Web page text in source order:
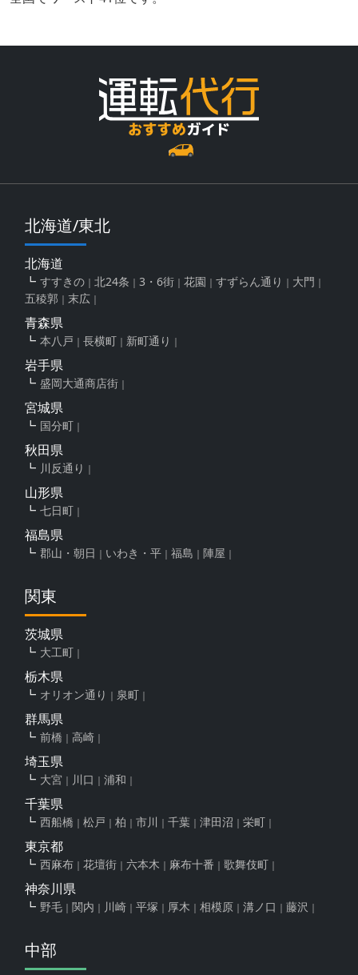
北海道/東北
北海道
すすきの 北24条 3・6街 花園 すずらん通り
大門
五稜郭
末広
青森県
本八戸 長横町 新町通り
岩手県
盛岡大通商店街
宮城県
国分町
秋田県
川反通り
山形県
七日町
福島県
郡山・朝日 いわき・平 福島 陣屋
関東
茨城県
大工町
栃木県
オリオン通り 泉町
群馬県
前橋 高崎
埼玉県
大宮 川口 浦和
千葉県
西船橋 松戸 柏 市川 千葉 津田沼 栄町
東京都
西麻布 花壇街 六本木 麻布十番 歌舞伎町
神奈川県
野毛 関内 川崎 平塚 厚木 相模原 溝ノ口 藤沢
中部